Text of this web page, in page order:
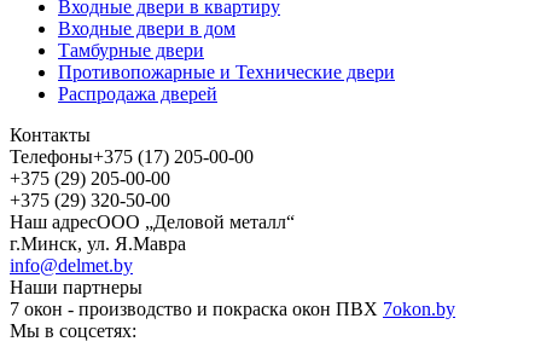
Входные двери в квартиру
Входные двери в дом
Тамбурные двери
Противопожарные и Технические двери
Распродажа дверей
Контакты
Телефоны+375 (17) 205-00-00
+375 (29) 205-00-00
+375 (29) 320-50-00
Наш адресООО „Деловой металл“
г.Минск, ул. Я.Мавра
info@delmet.by
Наши партнеры
7 окон - производство и покраска окон ПВХ 7okon.by
Мы в соцсетях: